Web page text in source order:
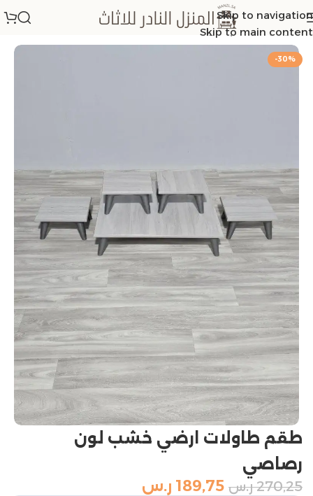
Skip to navigation
Skip to main content
الرئيسية/اطقم طاولات
-30%
طقم طاولات ارضي خشب لون
رصاصي
270,25 ر.س 189,75 ر.س